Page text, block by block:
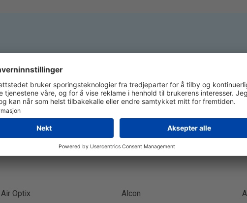
Abonner på Nyhetsbrev
Abonner
Air Optix Alcon